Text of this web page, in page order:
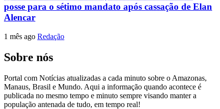
posse para o sétimo mandato após cassação de Elan
Alencar
1 mês ago Redação
Sobre nós
Portal com Notícias atualizadas a cada minuto sobre o Amazonas,
Manaus, Brasil e Mundo. Aqui a informação quando acontece é
publicada no mesmo tempo e minuto sempre visando manter a
população antenada de tudo, em tempo real!